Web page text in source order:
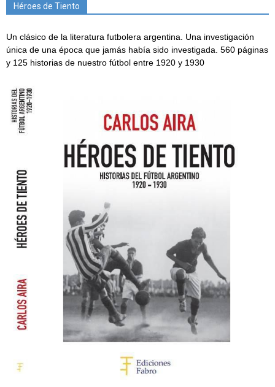
Héroes de Tiento
Un clásico de la literatura futbolera argentina. Una investigación
única de una época que jamás había sido investigada. 560 páginas
y 125 historias de nuestro fútbol entre 1920 y 1930